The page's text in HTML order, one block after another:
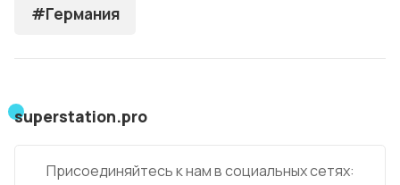
#Германия
superstation.pro
Присоединяйтесь к нам в социальных сетях: